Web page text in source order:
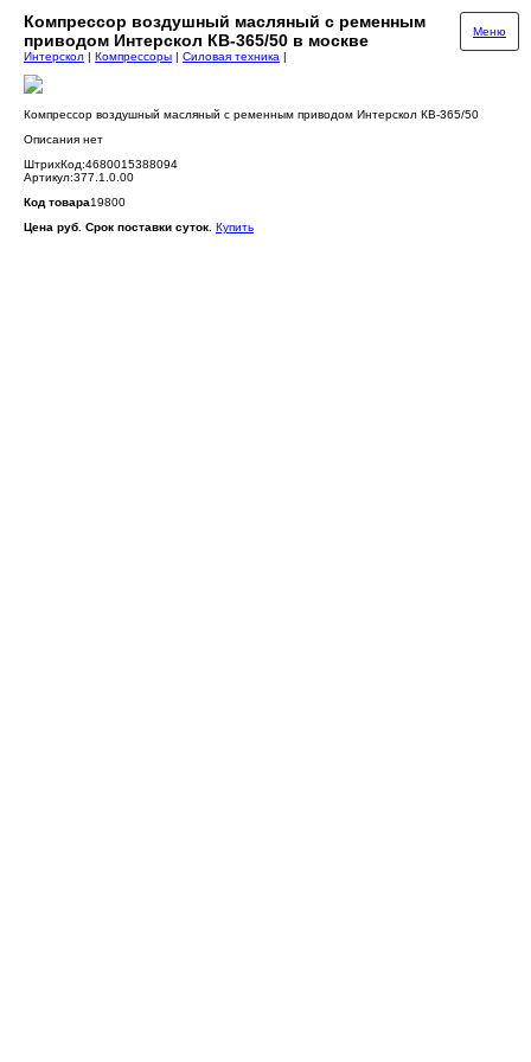
Компрессор воздушный масляный с ременным
приводом Интерскол КВ-365/50 в москве
Меню
Интерскол | Компрессоры | Силовая техника |
Компрессор воздушный масляный с ременным приводом Интерскол КВ-365/50
Описания нет
ШтрихКод:4680015388094
Артикул:377.1.0.00
Код товара19800
Цена руб. Срок поставки суток. Купить